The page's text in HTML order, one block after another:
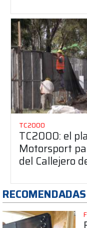
TC2000
TC2000: el
Motorsport
del Callejero
RECOMENDADAS